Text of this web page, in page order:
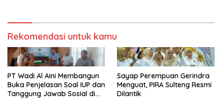
Rekomendasi untuk kamu
PT Wadi Al Aini Membangun
Buka Penjelasan Soal IUP dan
Tanggung Jawab Sosial di
Sayap Perempuan Gerindra
Menguat, PIRA Sulteng Resmi
Dilantik